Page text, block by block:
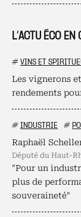
L’ACTU ÉCO EN
# VINS ET
Les vignerons
rendements
# INDUSTRIE #
Raphaël
député du Haut-
"Pour un
plus de
souveraineté"